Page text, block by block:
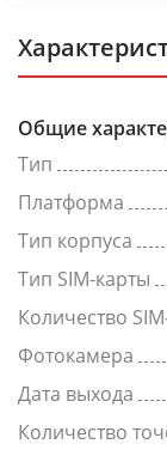
Общие
Тип
Платформа
Тип корпуса
Тип SIM-карты
Количество
Фотокамера
Дата выхода
Количество